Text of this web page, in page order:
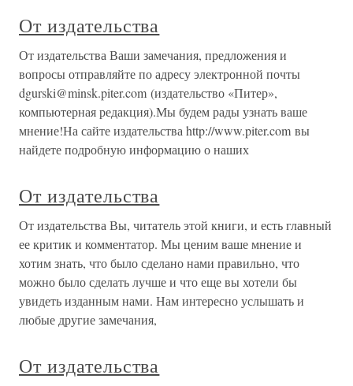
От издательства
От издательства Ваши замечания, предложения и
вопросы отправляйте по адресу электронной почты
dgurski@minsk.piter.com (издательство «Питер»,
компьютерная редакция).Мы будем рады узнать ваше
мнение!На сайте издательства http://www.piter.com вы
найдете подробную информацию о наших
От издательства
От издательства Вы, читатель этой книги, и есть главный
ее критик и комментатор. Мы ценим ваше мнение и
хотим знать, что было сделано нами правильно, что
можно было сделать лучше и что еще вы хотели бы
увидеть изданным нами. Нам интересно услышать и
любые другие замечания,
От издательства